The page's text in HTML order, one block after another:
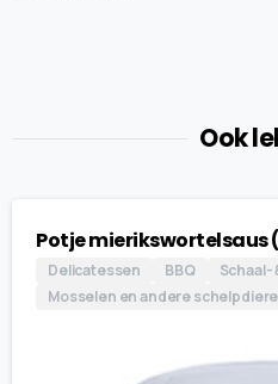
Ook
Potje mierikswortelsaus
Delicatessen BBQ
Schaal-
Mosselen en andere